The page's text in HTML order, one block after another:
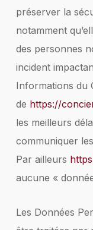
préserver la
notamment
des personnes
incident
Informations du
de https://
les meilleurs
communiquer
Par ailleurs
aucune «
Les Données